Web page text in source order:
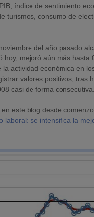
índice de sentimiento
turismos, consumo de
del año pasado
hoy, mejoró aún más hasta
la actividad económica en
valores positivos, tras
casi de forma consecutiva.
este blog desde
laboral: se intensifica la